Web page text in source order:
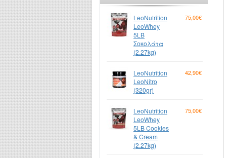
LeoNutrition
LeoWhey
5LB
Σοκολάτα
(2.27kg)
75,00€
LeoNutrition
LeoNitro
(320gr)
42,90€
LeoNutrition
LeoWhey
5LB Cookies
& Cream
(2.27kg)
75,00€